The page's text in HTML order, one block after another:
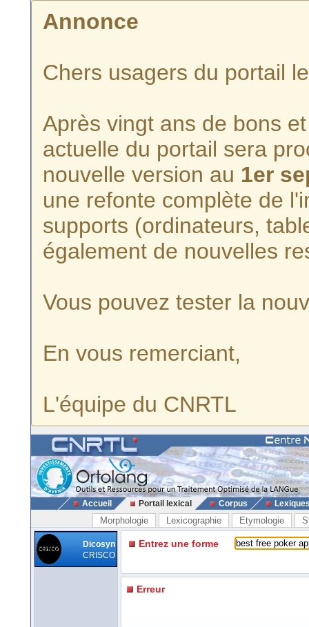
Annonce
Chers usagers du portail
Après vingt ans de bons
actuelle du portail sera
nouvelle version au 1er
une refonte complète de
supports (ordinateurs,
également de nouvelles
Vous pouvez tester la
En vous remerciant,
L'équipe du CNRTL
Accueil Portail lexical Corpus
Morphologie Lexicographie Etymologie
Dicosyn
CRISCO
Entrez une forme
Erreur